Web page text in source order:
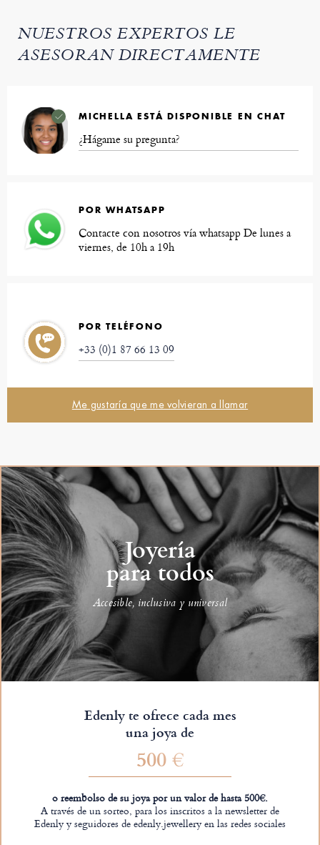
NUESTROS EXPERTOS LE
ASESORAN DIRECTAMENTE
MICHELLA ESTÁ DISPONIBLE EN CHAT
¿Hágame su pregunta?
POR WHATSAPP
Contacte con nosotros vía whatsapp De lunes a
viernes, de 10h a 19h
POR TELÉFONO
+33 (0)1 87 66 13 09
Me gustaría que me volvieran a llamar
Joyería
para todos
Accesible, inclusiva y universal
Edenly te ofrece cada mes
una joya de
500 €
o reembolso de su joya por un valor de hasta 500€.
A través de un sorteo, para los inscritos a la newsletter de
Edenly y seguidores de edenly.jewellery en las redes sociales